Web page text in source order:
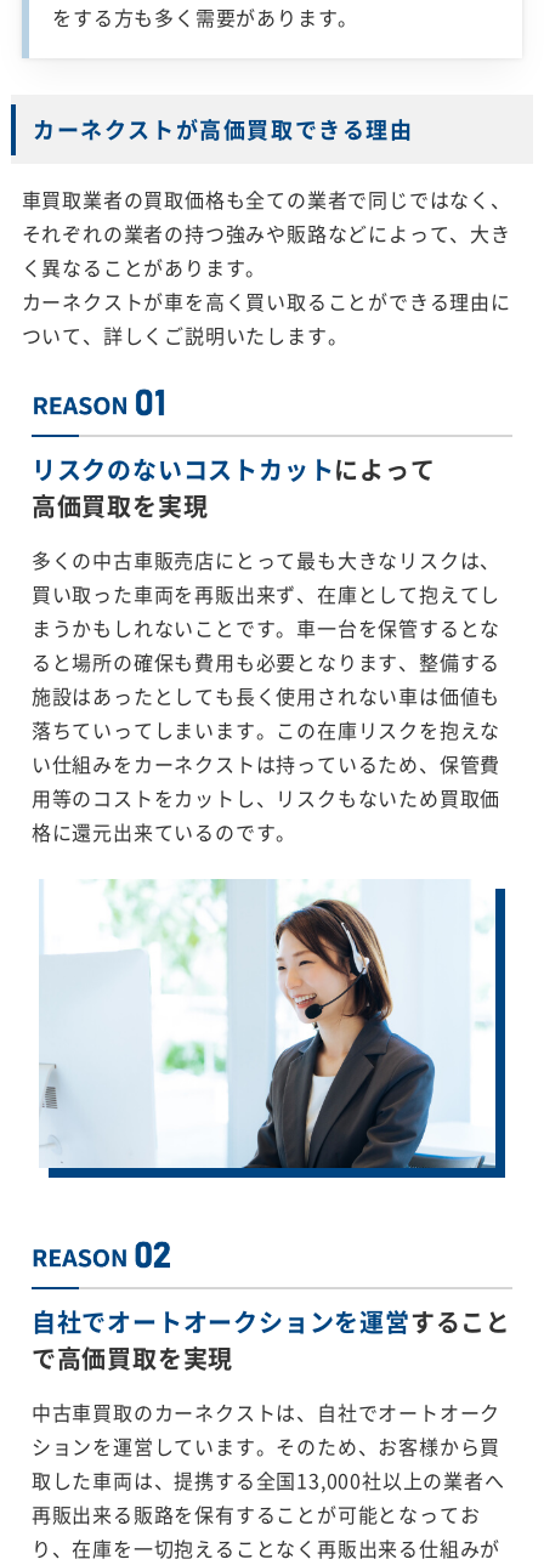
をする方も多く需要があります。
カーネクストが高価買取できる理由
車買取業者の買取価格も全ての業者で同じではなく、
それぞれの業者の持つ強みや販路などによって、大き
く異なることがあります。
カーネクストが車を高く買い取ることができる理由に
ついて、詳しくご説明いたします。
リスクのないコストカットによって
高価買取を実現
多くの中古車販売店にとって最も大きなリスクは、
買い取った車両を再販出来ず、在庫として抱えてし
まうかもしれないことです。車一台を保管するとな
ると場所の確保も費用も必要となります、整備する
施設はあったとしても長く使用されない車は価値も
落ちていってしまいます。この在庫リスクを抱えな
い仕組みをカーネクストは持っているため、保管費
用等のコストをカットし、リスクもないため買取価
格に還元出来ているのです。
自社でオートオークションを運営すること
で高価買取を実現
中古車買取のカーネクストは、自社でオートオーク
ションを運営しています。そのため、お客様から買
取した車両は、提携する全国13,000社以上の業者へ
再販出来る販路を保有することが可能となってお
り、在庫を一切抱えることなく再販出来る仕組みが